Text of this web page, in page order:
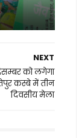
NEXT
को लगेगा
कस्बे में तीन
दिवसीय मेला